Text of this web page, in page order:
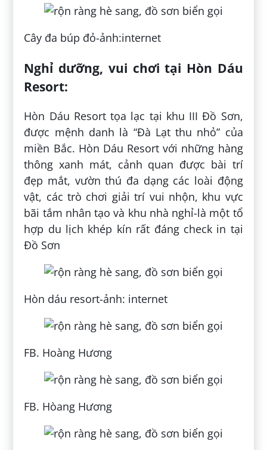
Cây đa búp đỏ-ảnh:internet
Nghỉ dưỡng, vui chơi tại Hòn Dáu
Resort:
Hòn Dáu Resort tọa lạc tại khu III Đồ Sơn,
được mệnh danh là “Đà Lạt thu nhỏ” của
miền Bắc. Hòn Dáu Resort với những hàng
thông xanh mát, cảnh quan được bài trí
đẹp mắt, vườn thú đa dạng các loài động
vật, các trò chơi giải trí vui nhộn, khu vực
bãi tắm nhân tạo và khu nhà nghỉ-là một tổ
hợp du lịch khép kín rất đáng check in tại
Đồ Sơn
Hòn dáu resort-ảnh: internet
FB. Hoàng Hương
FB. Hòang Hương